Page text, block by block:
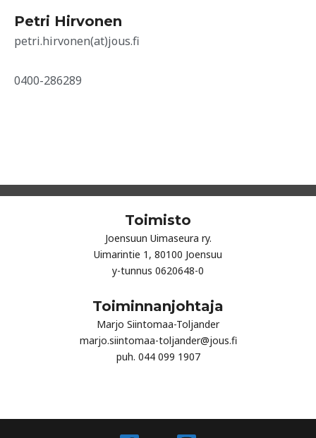
Petri Hirvonen
petri.hirvonen(at)jous.fi
0400-286289
Toimisto
Joensuun Uimaseura ry.
Uimarintie 1, 80100 Joensuu
y-tunnus 0620648-0
Toiminnanjohtaja
Marjo Siintomaa-Toljander
marjo.siintomaa-toljander@jous.fi
puh. 044 099 1907